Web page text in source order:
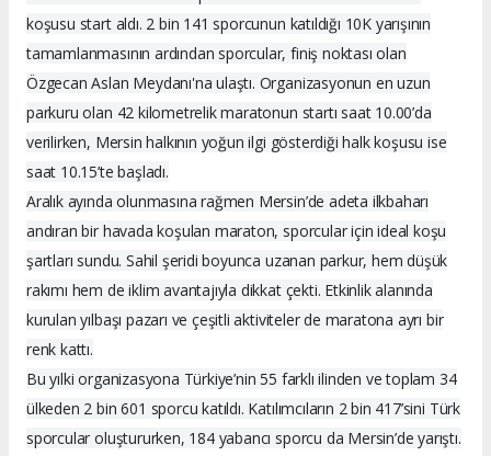
koşusu start aldı. 2 bin 141 sporcunun katıldığı 10K yarışının
tamamlanmasının ardından sporcular, finiş noktası olan
Özgecan Aslan Meydanı'na ulaştı. Organizasyonun en uzun
parkuru olan 42 kilometrelik maratonun startı saat 10.00’da
verilirken, Mersin halkının yoğun ilgi gösterdiği halk koşusu ise
saat 10.15’te başladı.
Aralık ayında olunmasına rağmen Mersin’de adeta ilkbaharı
andıran bir havada koşulan maraton, sporcular için ideal koşu
şartları sundu. Sahil şeridi boyunca uzanan parkur, hem düşük
rakımı hem de iklim avantajıyla dikkat çekti. Etkinlik alanında
kurulan yılbaşı pazarı ve çeşitli aktiviteler de maratona ayrı bir
renk kattı.
Bu yılki organizasyona Türkiye’nin 55 farklı ilinden ve toplam 34
ülkeden 2 bin 601 sporcu katıldı. Katılımcıların 2 bin 417’sini Türk
sporcular oluştururken, 184 yabancı sporcu da Mersin’de yarıştı.